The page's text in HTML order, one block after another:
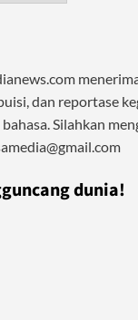
dan reportase
Silahkan
dunia!